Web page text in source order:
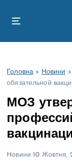
Головна > Новини >
обязательной
МОЗ
Новини 10 Жовтня,